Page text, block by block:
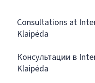
Consultations at
Klaipėda
Консультации в
Klaipėda